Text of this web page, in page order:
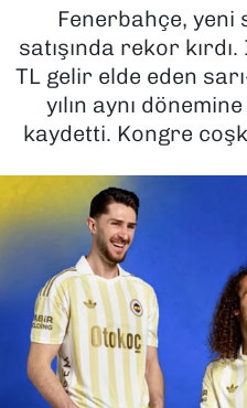
Fenerbahçe, yeni
satışında rekor
TL gelir elde eden
yılın aynı
kaydetti. Kongre
KÜLTÜR SANAT
MAGAZİN
POLİTİKA
SAĞLIK
SPOR
TEKNOLOJİ
YAŞAM
Son Dakika
Haber Arşivi